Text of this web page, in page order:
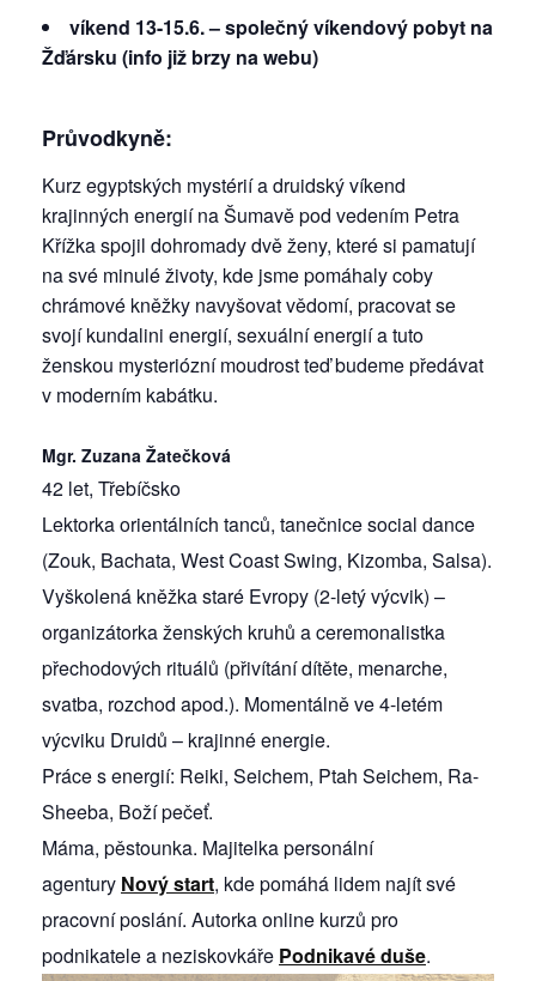
víkend 13-15.6. – společný víkendový pobyt na
Žďársku (info již brzy na webu)
Průvodkyně:
Kurz egyptských mystérií a druidský víkend
krajinných energií na Šumavě pod vedením Petra
Křížka spojil dohromady dvě ženy, které si pamatují
na své minulé životy, kde jsme pomáhaly coby
chrámové kněžky navyšovat vědomí, pracovat se
svojí kundalini energií, sexuální energií a tuto
ženskou mysteriózní moudrost teď budeme předávat
v moderním kabátku.
Mgr. Zuzana Žatečková
42 let, Třebíčsko
Lektorka orientálních tanců, tanečnice social dance
(Zouk, Bachata, West Coast Swing, Kizomba, Salsa).
Vyškolená kněžka staré Evropy (2-letý výcvik) –
organizátorka ženských kruhů a ceremonalistka
přechodových rituálů (přivítání dítěte, menarche,
svatba, rozchod apod.). Momentálně ve 4-letém
výcviku Druidů – krajinné energie.
Práce s energií: Reiki, Seichem, Ptah Seichem, Ra-
Sheeba, Boží pečeť.
Máma, pěstounka. Majitelka personální
agentury Nový start, kde pomáhá lidem najít své
pracovní poslání. Autorka online kurzů pro
podnikatele a neziskovkáře Podnikavé duše.